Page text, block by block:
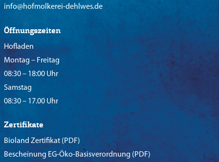
info@hofmolkerei-dehlwes.de
Öffnungszeiten
Hofladen
Montag – Freitag
08:30 – 18:00 Uhr
Samstag
08:30 – 17.00 Uhr
Zertifikate
Bioland Zertifikat (PDF)
Bescheinung EG-Öko-Basisverordnung (PDF)